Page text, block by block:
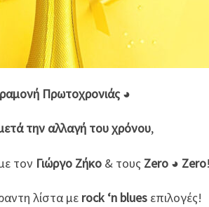
Πρωτοχρονιάς ◕
την αλλαγή του χρόνου,
τον Γιώργο Ζήκο & τους Zero ◕ Zero
λίστα με rock ‘n blues επιλογές!